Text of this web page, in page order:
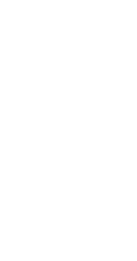
techniky
techniky